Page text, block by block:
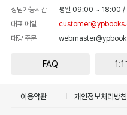
상담가능시간 평일 09:00 ~ 18:00 /
대표 메일
대량 주문
FAQ 1:1
이용약관 개인정보처리방침